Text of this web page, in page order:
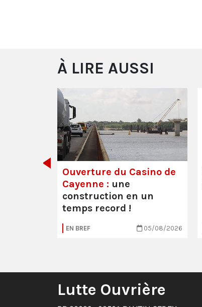
À LIRE AUSSI
Ouverture du Casino de
Cayenne : une
construction en un
temps record !
EN BREF 05/08/2026
Lutte Ouvrière